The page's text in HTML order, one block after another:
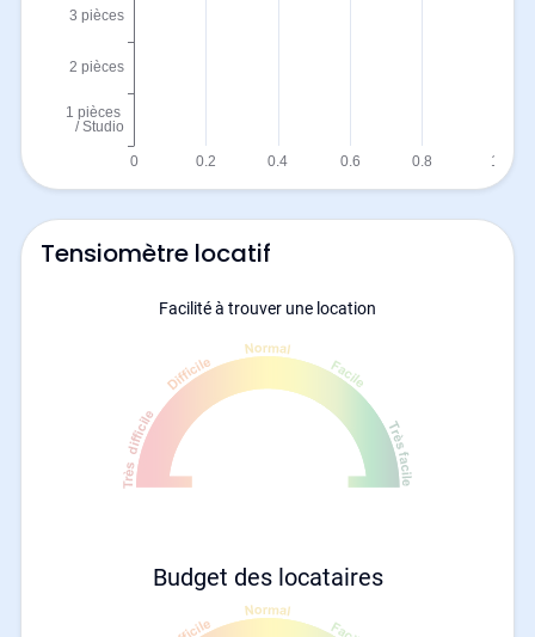
Tensiomètre locatif
Facilité à trouver une location
Budget des locataires